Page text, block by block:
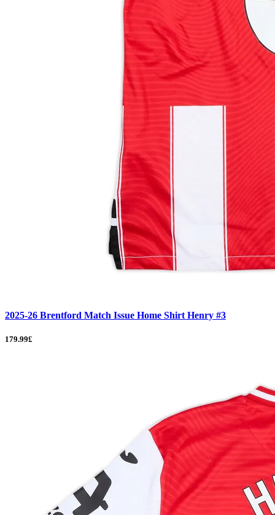
2025-26 Brentford Match Issue Home Shirt Henry #3
179.99£